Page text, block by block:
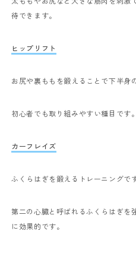
待できます。
ヒップリフト
お尻や裏ももを鍛えることで下半身
初心者でも取り組みやすい種目です。
カーフレイズ
ふくらはぎを鍛えるトレーニングです
第二の心臓と呼ばれるふくらはぎを
に効果的です。